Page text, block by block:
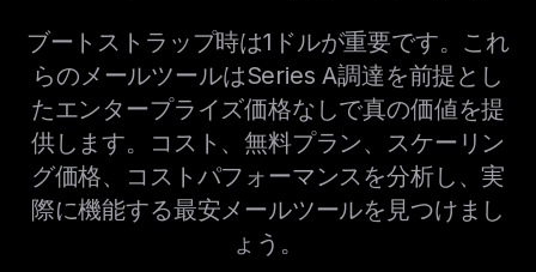
ブートストラップ時は1ドルが重要です。これ
らのメールツールはSeries A調達を前提とし
たエンタープライズ価格なしで真の価値を提
供します。コスト、無料プラン、スケーリン
グ価格、コストパフォーマンスを分析し、実
際に機能する最安メールツールを見つけまし
ょう。